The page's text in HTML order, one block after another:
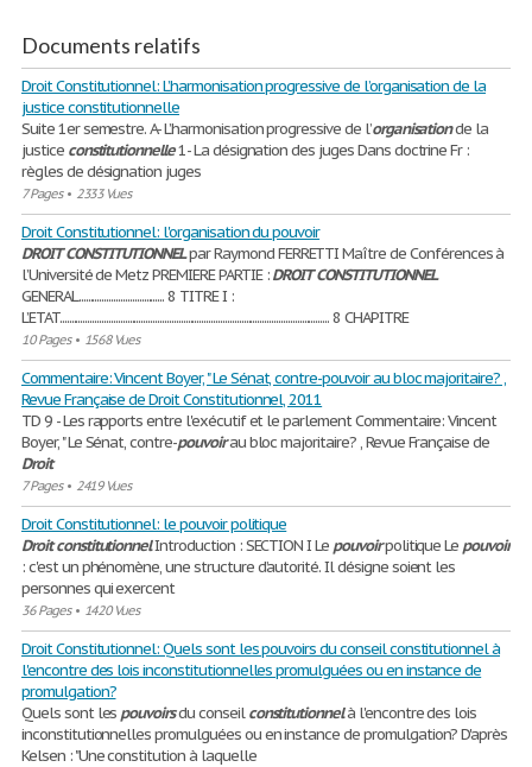
Documents relatifs
Droit Constitutionnel: L’harmonisation progressive de l’organisation de la
justice constitutionnelle
Suite 1er semestre. A- L’harmonisation progressive de l’organisationde la
justice constitutionnelle1- La désignation des juges Dans doctrine Fr :
règles de désignation juges
7 Pages• 2333 Vues
Droit Constitutionnel: l'organisation du pouvoir
DROITCONSTITUTIONNELpar Raymond FERRETTI Maître de Conférences à
l’Université de Metz PREMIERE PARTIE :DROIT CONSTITUTIONNEL
GENERAL..................................... 8 TITRE I :
L’ETAT.................................................................................................................... 8 CHAPITRE
10 Pages• 1568 Vues
Commentaire: Vincent Boyer, " Le Sénat, contre-pouvoir au bloc majoritaire? ,
Revue Française de Droit Constitutionnel, 2011
TD 9 - Les rapports entre l'exécutif et le parlement Commentaire: Vincent
Boyer, " Le Sénat, contre-pouvoirau bloc majoritaire? , Revue Française de
Droit
7 Pages• 2419 Vues
Droit Constitutionnel: le pouvoir politique
DroitconstitutionnelIntroduction : SECTION I Le pouvoirpolitique Le pouvoir
: c'est un phénomène, une structure d’autorité. Il désigne soient les
personnes qui exercent
36 Pages• 1420 Vues
Droit Constitutionnel: Quels sont les pouvoirs du conseil constitutionnel à
l'encontre des lois inconstitutionnelles promulguées ou en instance de
promulgation?
Quels sont les pouvoirsdu conseilconstitutionnelà l'encontre des lois
inconstitutionnelles promulguées ou en instance de promulgation? D'après
Kelsen : "Une constitution à laquelle